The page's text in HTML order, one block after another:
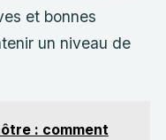
et bonnes
un niveau de
: comment